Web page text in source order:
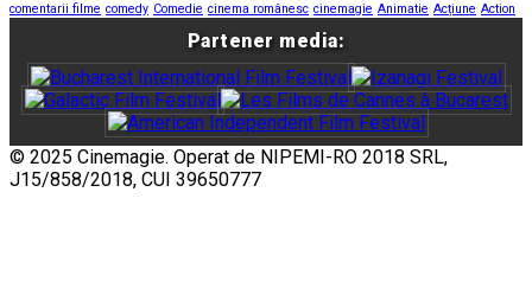
comentarii filme comedy Comedie cinema românesc cinemagie Animatie Acțiune Action
Partener media:
© 2025 Cinemagie. Operat de NIPEMI-RO 2018 SRL,
J15/858/2018, CUI 39650777